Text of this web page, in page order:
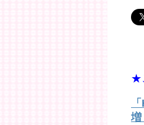
★
増